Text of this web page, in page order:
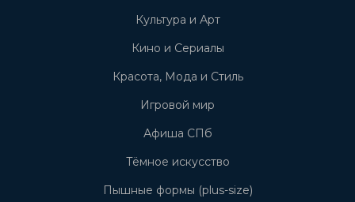
Культура и Арт
Кино и Сериалы
Красота, Мода и Стиль
Игровой мир
Афиша СПб
Тёмное искусство
Пышные формы (plus-size)